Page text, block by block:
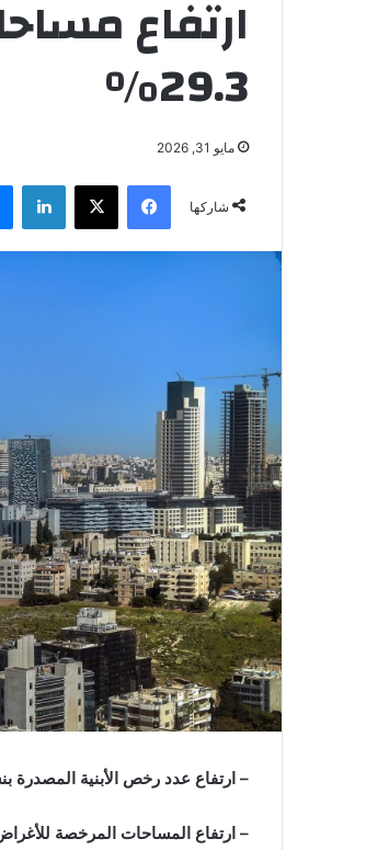
ارتفاع
29.3%
مايو 31, 2026
شاركها
فيسبوك لينكدإن
– ارتفاع عدد رخص الأبنية المصدرة بنسبه 20 % خلال الربع الأول من
– ارتفاع المساحات المرخصة للأغراض السكنية بنسبه 22.4 %